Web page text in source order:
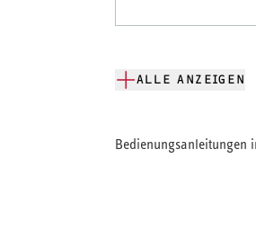
ALLE ANZEIGEN
Bedienungsanleitungen